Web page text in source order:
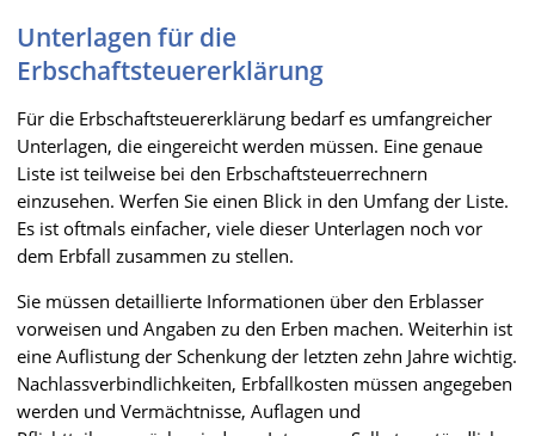
Unterlagen für die
Erbschaftsteuererklärung
Für die Erbschaftsteuererklärung bedarf es umfangreicher
Unterlagen, die eingereicht werden müssen. Eine genaue
Liste ist teilweise bei den Erbschaftsteuerrechnern
einzusehen. Werfen Sie einen Blick in den Umfang der Liste.
Es ist oftmals einfacher, viele dieser Unterlagen noch vor
dem Erbfall zusammen zu stellen.
Sie müssen detaillierte Informationen über den Erblasser
vorweisen und Angaben zu den Erben machen. Weiterhin ist
eine Auflistung der Schenkung der letzten zehn Jahre wichtig.
Nachlassverbindlichkeiten, Erbfallkosten müssen angegeben
werden und Vermächtnisse, Auflagen und